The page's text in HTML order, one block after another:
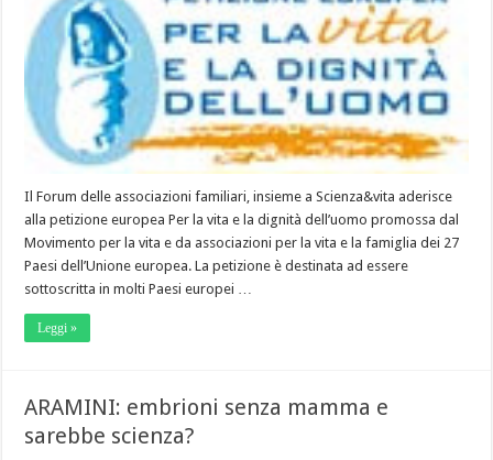
Il Forum delle associazioni familiari, insieme a Scienza&vita aderisce
alla petizione europea Per la vita e la dignità dell’uomo promossa dal
Movimento per la vita e da associazioni per la vita e la famiglia dei 27
Paesi dell’Unione europea. La petizione è destinata ad essere
sottoscritta in molti Paesi europei …
Leggi »
ARAMINI: embrioni senza mamma e
sarebbe scienza?